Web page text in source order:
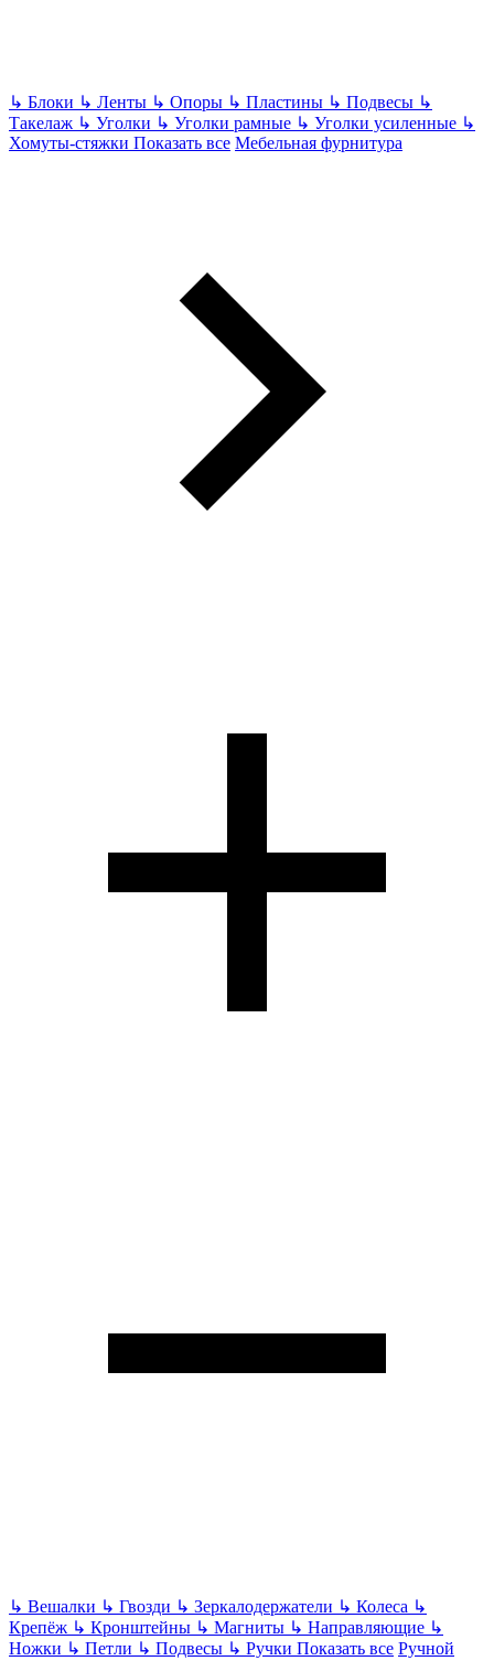
↳ Блоки ↳ Ленты ↳ Опоры ↳ Пластины ↳ Подвесы ↳
Такелаж ↳ Уголки ↳ Уголки рамные ↳ Уголки усиленные ↳
Хомуты-стяжки Показать все Мебельная фурнитура
↳ Вешалки ↳ Гвозди ↳ Зеркалодержатели ↳ Колеса ↳
Крепёж ↳ Кронштейны ↳ Магниты ↳ Направляющие ↳
Ножки ↳ Петли ↳ Подвесы ↳ Ручки Показать все Ручной